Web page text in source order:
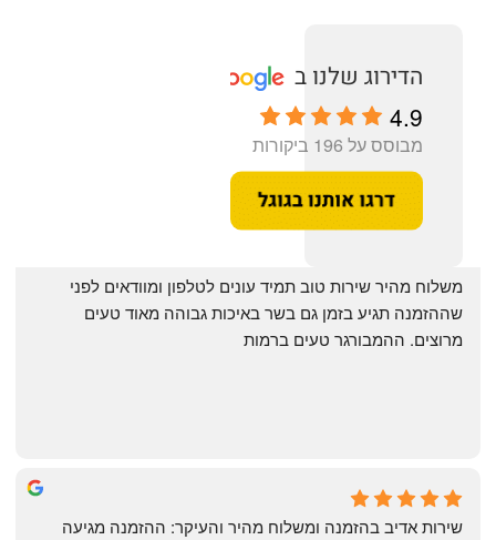
4.9
מבוסס על 196 ביקורות
May Azulay
a month ago
מרוצים. ההמבורגר טעים ברמות